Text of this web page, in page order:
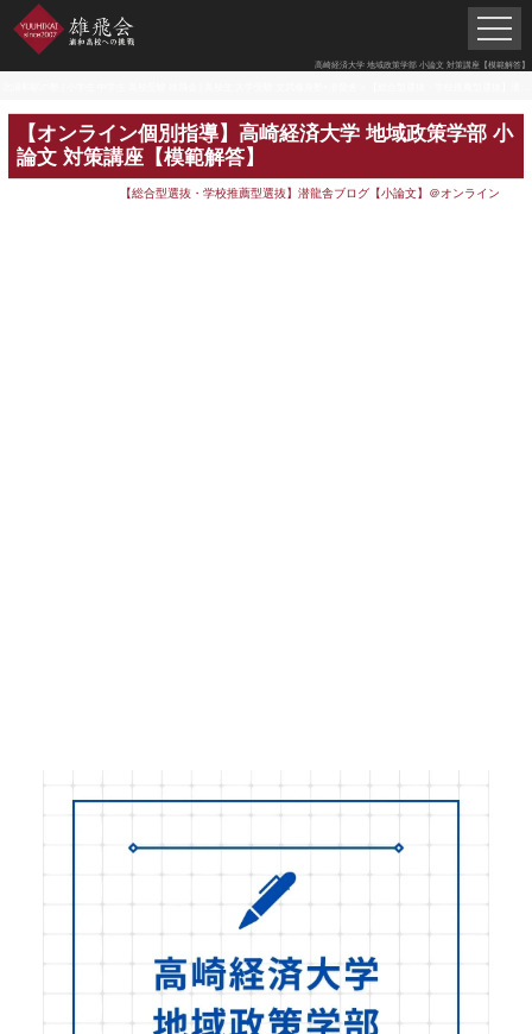
高崎経済大学 地域政策学部 小論文 対策講座【模範解答】
【オンライン個別指導】高崎経済大学 地域政策学部 小
論文 対策講座【模範解答】
【総合型選抜・学校推薦型選抜】潜龍舎ブログ【小論文】＠オンライン